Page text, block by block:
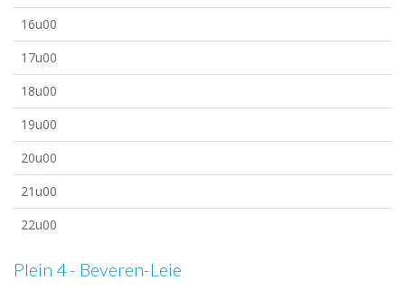
16u00
17u00
18u00
19u00
20u00
21u00
22u00
Plein 4 - Beveren-Leie